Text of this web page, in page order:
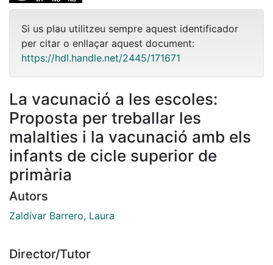
Si us plau utilitzeu sempre aquest identificador
per citar o enllaçar aquest document:
https://hdl.handle.net/2445/171671
La vacunació a les escoles:
Proposta per treballar les
malalties i la vacunació amb els
infants de cicle superior de
primària
Autors
Zaldívar Barrero, Laura
Director/Tutor